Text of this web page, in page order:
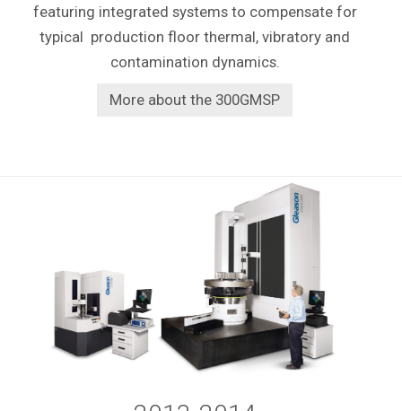
featuring integrated systems to compensate for
typical production floor thermal, vibratory and
contamination dynamics.
More about the 300GMSP